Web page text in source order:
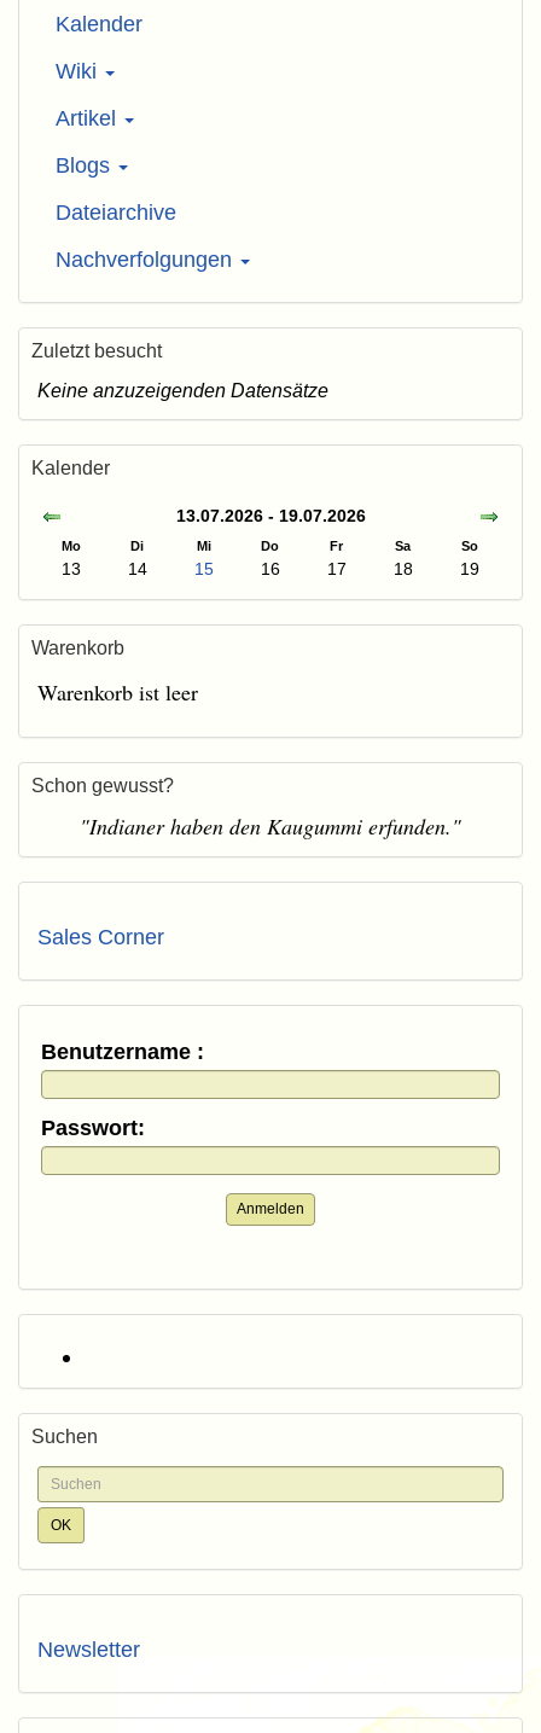
Kalender
Wiki
Artikel
Blogs
Dateiarchive
Nachverfolgungen
Zuletzt besucht
Keine anzuzeigenden Datensätze
Kalender
13.07.2026 - 19.07.2026
Mo Di Mi Do Fr Sa So
13 14 15 16 17 18 19
Warenkorb
Warenkorb ist leer
Schon gewusst?
"Indianer haben den Kaugummi erfunden."
Sales Corner
Benutzername :
Passwort:
Anmelden
Suchen
Newsletter